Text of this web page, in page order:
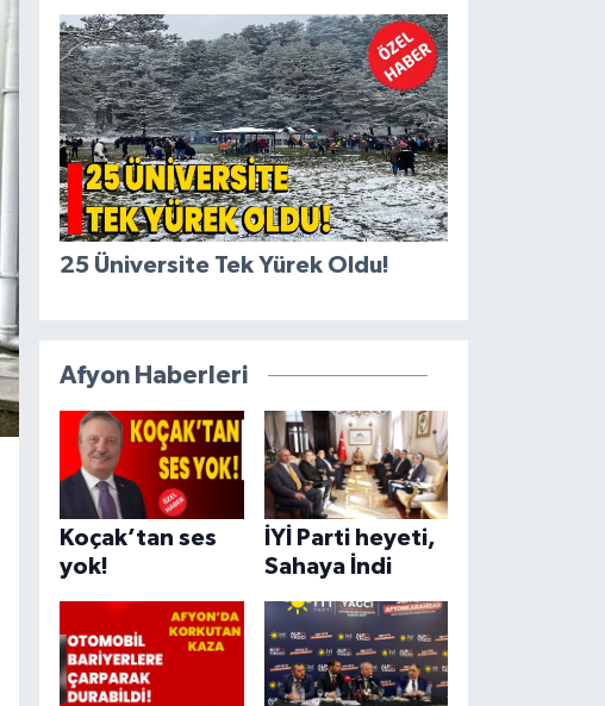
25 Üniversite Tek Yürek Oldu!
Afyon Haberleri
Koçak’tan ses
yok!
İYİ Parti heyeti,
Sahaya İndi